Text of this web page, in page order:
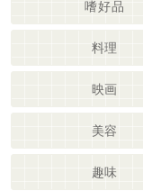
嗜好品
料理
映画
美容
趣味